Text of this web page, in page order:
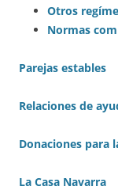
Otros
Normas
Parejas estables
Relaciones de
Donaciones para
La Casa Navarra